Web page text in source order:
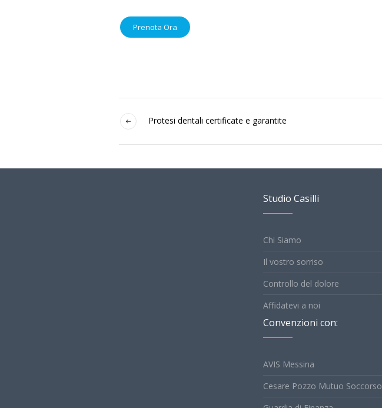
Protesi dentali certificate e garantite
Studio Casilli
Chi Siamo
Il vostro sorriso
Controllo del dolore
Affidatevi a noi
Convenzioni con:
AVIS Messina
Cesare Pozzo Mutuo Soccorso